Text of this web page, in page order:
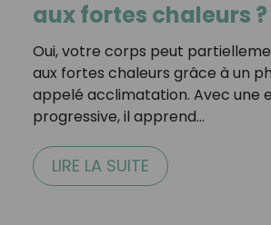
aux fortes chaleurs ?
Oui, votre corps peut
aux fortes chaleurs grâce à un
appelé acclimatation. Avec une
progressive, il apprend…
LIRE LA SUITE